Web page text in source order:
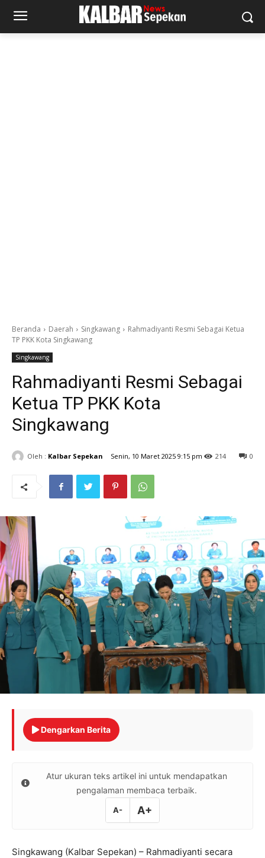
Beranda Daerah Singkawang
Rahmadiyanti Resmi Sebagai Ketua
TP PKK Kota Singkawang
Singkawang
Rahmadiyanti Resmi Sebagai
Ketua TP PKK Kota
Singkawang
Oleh : Kalbar Sepekan Senin, 10 Maret 2025 9:15 pm 0
214
Dengarkan Berita
Atur ukuran teks artikel ini untuk mendapatkan
pengalaman membaca terbaik.
A- A+
Singkawang (Kalbar Sepekan) – Rahmadiyanti secara